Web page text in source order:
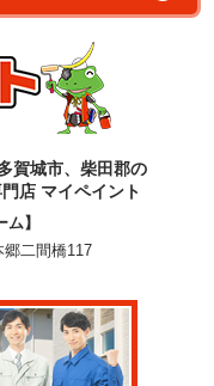
賀城市、柴田郡の
店 マイペイント
】
二間橋117